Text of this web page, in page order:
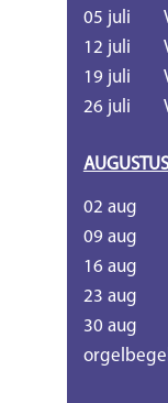
05 juli
12 juli
19 juli
26 juli
02 aug
09 aug
16 aug
23 aug
30 aug